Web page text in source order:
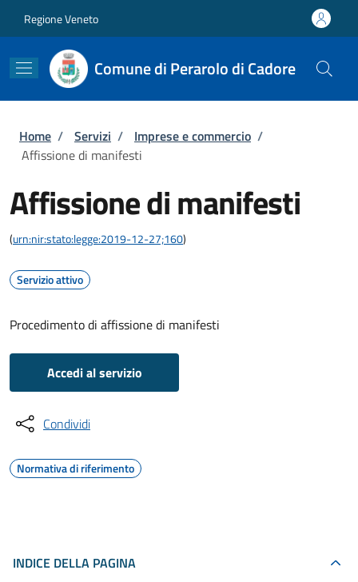
Regione Veneto
Comune di Perarolo di Cadore
Briciole di pane
Home / Servizi / Imprese e commercio /
Affissione di manifesti
Affissione di manifesti
(urn:nir:stato:legge:2019-12-27;160)
Servizio attivo
Procedimento di affissione di manifesti
Accedi al servizio
Condividi
Normativa di riferimento
INDICE DELLA PAGINA